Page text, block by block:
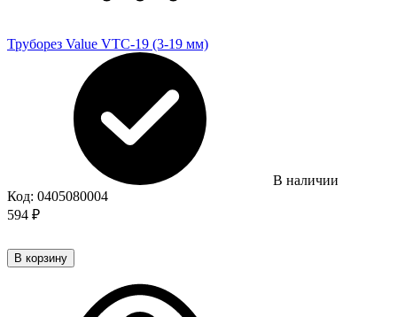
Труборез Value VTC-19 (3-19 мм)
В наличии
Код: 0405080004
594 ₽
В корзину